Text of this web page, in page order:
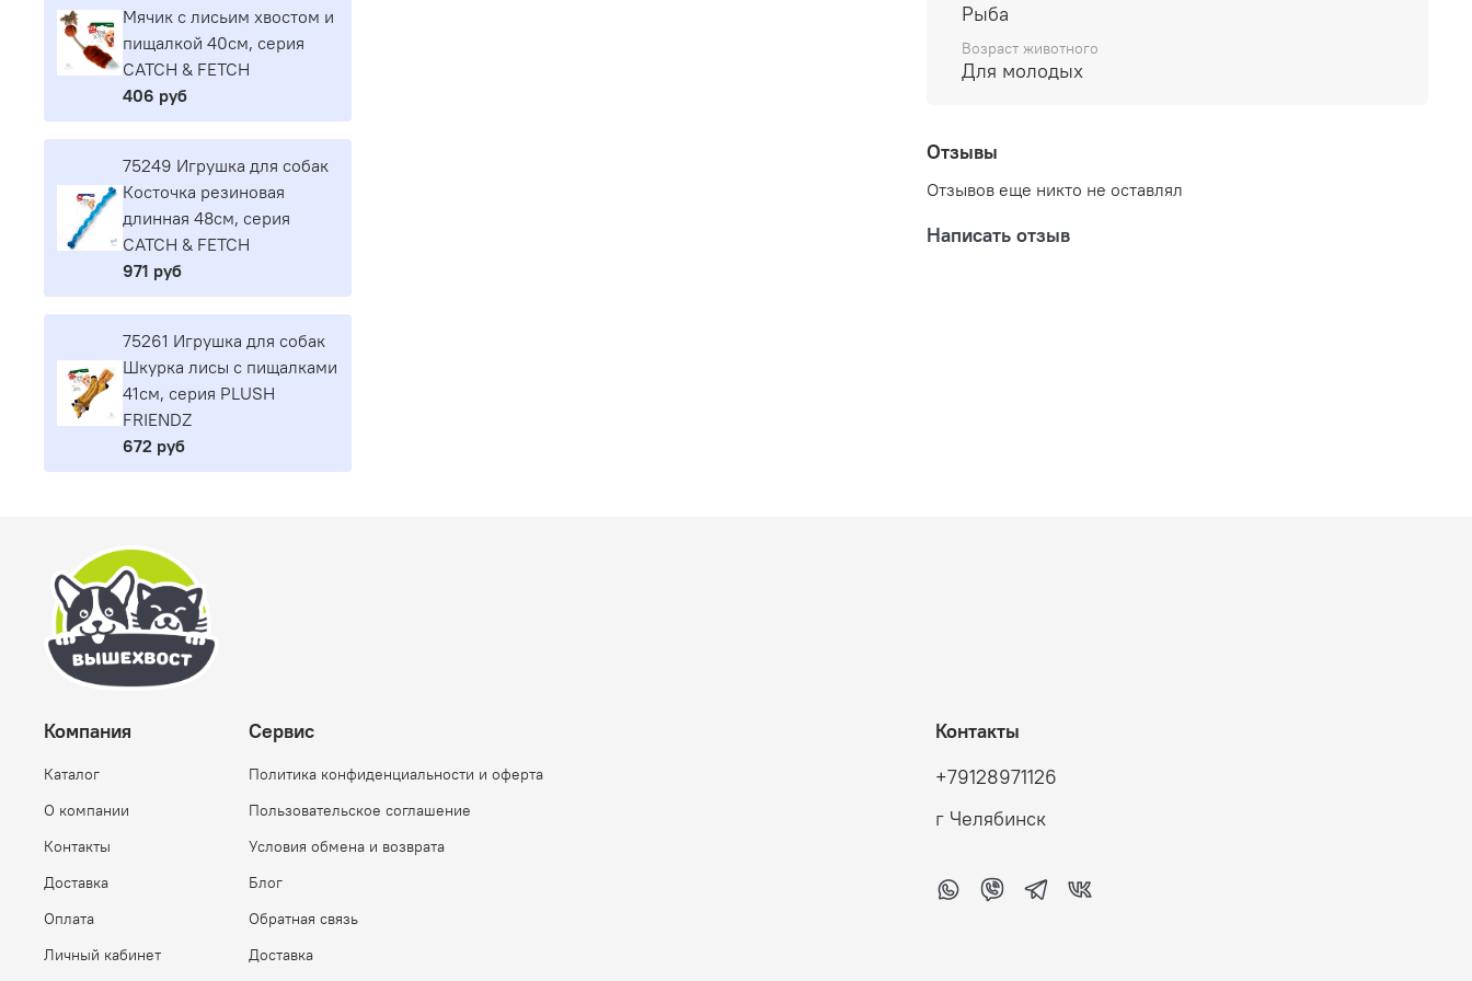
Рыба
Возраст животного
Для молодых
Отзывы
Отзывов еще никто не оставлял
Написать отзыв
Мячик с лисьим хвостом и
пищалкой 40см, серия
CATCH & FETCH
406 руб
75249 Игрушка для собак
Косточка резиновая
длинная 48см, серия
CATCH & FETCH
971 руб
75261 Игрушка для собак
Шкурка лисы с пищалками
41см, серия PLUSH
FRIENDZ
672 руб
Компания
Каталог
О компании
Контакты
Доставка
Оплата
Личный кабинет
Сервис
Политика конфиденциальности и оферта
Пользовательское соглашение
Условия обмена и возврата
Блог
Обратная связь
Доставка
Контакты
+79128971126
г Челябинск